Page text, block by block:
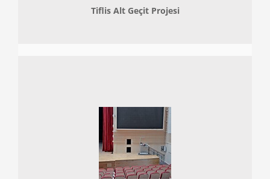
Tiflis Alt Geçit Projesi